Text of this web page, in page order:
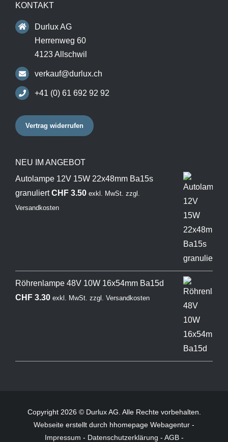
KONTAKT
Durlux AG
Herrenweg 60
4123 Allschwil
verkauf@durlux.ch
+41 (0) 61 692 92 92
Vertrag widerrufen
NEU IM ANGEBOT
Autolampe 12V 15W 22x48mm Ba15s
granuliert CHF3.50 exkl. MwSt. zzgl.
Versandkosten
Röhrenlampe 48V 10W 16x54mm Ba15d
CHF3.30 exkl. MwSt. zzgl. Versandkosten
Copyright 2026 © Durlux AG. Alle Rechte vorbehalten.
Webseite erstellt durch hhomepage Webagentur -
Impressum - Datenschutzerklärung - AGB-